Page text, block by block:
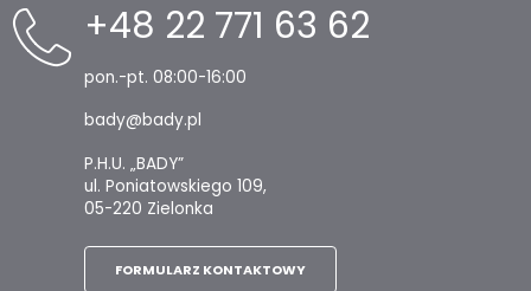
+48 22 771 63 62
pon.-pt. 08:00-16:00
bady@bady.pl
P.H.U. „BADY”
ul. Poniatowskiego 109,
05-220 Zielonka
FORMULARZ KONTAKTOWY